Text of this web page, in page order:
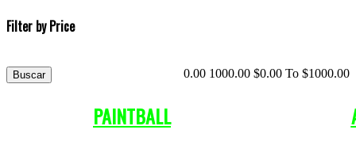
Filter by Price
0.00 1000.00 $0.00 To $1000.00
PAINTBALL